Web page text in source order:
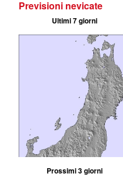
Previsioni nevicate
Ultimi 7 giorni
Prossimi 3 giorni